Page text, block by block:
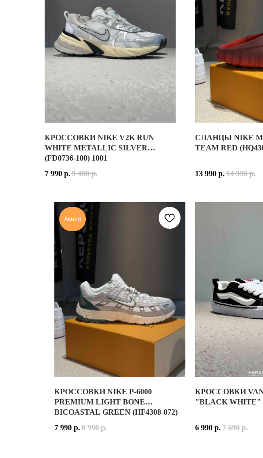
КРОССОВКИ NIKE V2K RUN
WHITE METALLIC SILVER
(FD0736-100) 1001
NIKE V2K RUN WHITE METALLIC SILVER —
ВЕРХ МОДЕЛИ ВЫПОЛНЕН ИЗ ЛЁГКОЙ
NIKE V2K RUN СОЗДАНЫ ДЛЯ АКТИВНОГО ГОРОДСКОГО
NIKE V2K RUN WHITE METALLIC SILVER — ОТЛИЧНЫЙ
ПРИНАДЛЕЖНОСТЬ:
МАТЕРИАЛ ВЕРХА:
СЕТКА, СИНТЕТИЧЕСКИЕ МАТЕРИАЛЫ,
ОСНОВНЫЕ ЦВЕТА:
FD0736-100
ДАТА РЕЛИЗА:25 АВГУСТА 2023 ГОДА
7 990 р.9 400 р.
СЛАНЦЫ NIKE
TEAM RED
СЛАНЦЫ NIKE MIND
NIKE MIND 001
РАСЦВЕТКАTEAM
NIKE MIND 001
СЕГОДНЯ NIKE
ОСНОВНЫЕ
КОД МОДЕЛИ:
МОДЕЛЬ:NIKE
ТИП:LIFESTYLE
ДАТА РЕЛИЗА:2
13 990 р.14 990 р.
Акция
КРОССОВКИ NIKE P-6000
PREMIUM LIGHT BONE
BICOASTAL GREEN (HF4308-072)
КРОССОВКИ NIKE P-6000 PREMIUM LIGHT BONE BICOASTAL
NIKE P-6000 PREMIUM LIGHT BONE BICOASTAL
7 990 р.8 990 р.
КРОССОВКИ
"BLACK WHITE"
VANS KNU SKOOL
ИСТОРИЯ
VANS KNU
6 990 р.7 690 р.